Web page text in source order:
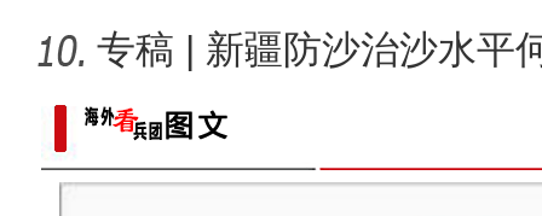
新疆乌什县：菌棒生产忙
林，防
专稿 | 新疆防沙治沙水平